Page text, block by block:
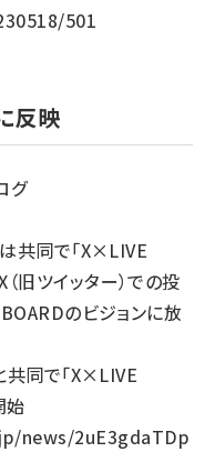
501
反映
グ
共同で「X×LIVE
旧ツイッター）での投
のビジョンに放
共同で「X×LIVE
始
news/2uE3gdaTDp